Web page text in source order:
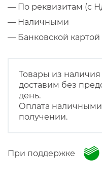
— По реквизитам (с
— Наличными
— Банковской картой
Товары из
доставим без
день.
Оплата
получении.
При поддержке